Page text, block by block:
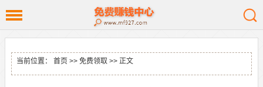
当前位置： 首页 >> 免费领取 >> 正文